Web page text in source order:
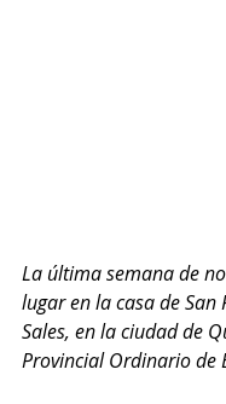
La última semana de
lugar en la casa de San
Sales, en la ciudad de
Provincial Ordinario de